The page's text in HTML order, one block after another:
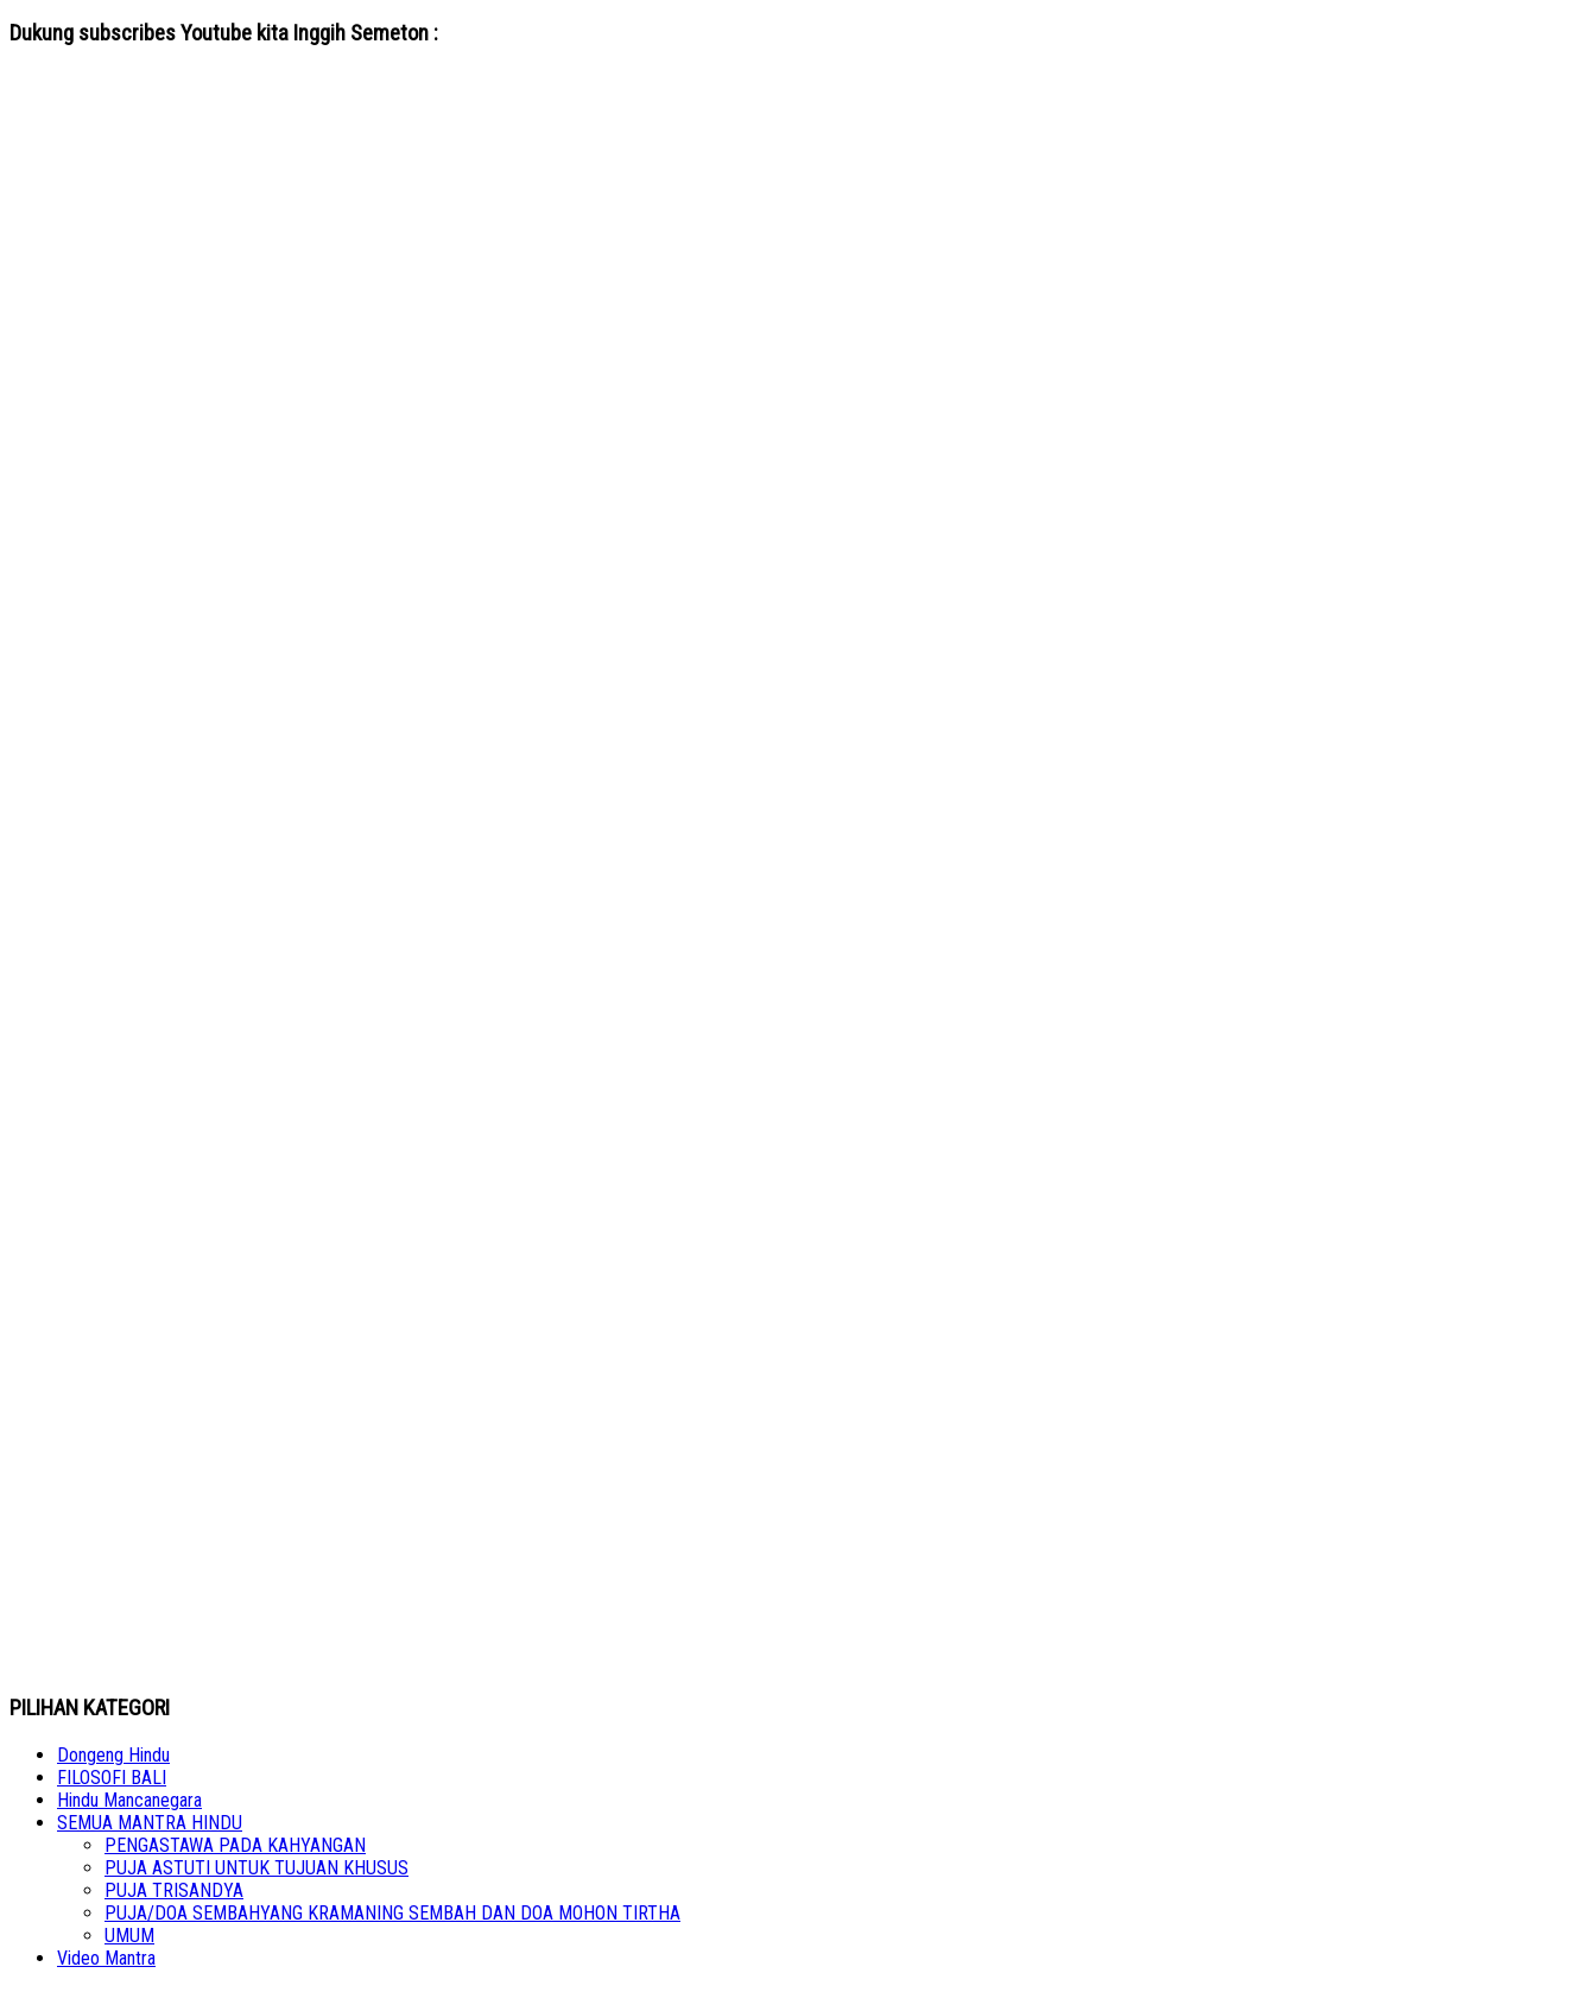
Dukung subscribes Youtube kita Inggih Semeton :
PILIHAN KATEGORI
Dongeng Hindu
FILOSOFI BALI
Hindu Mancanegara
SEMUA MANTRA HINDU
PENGASTAWA PADA KAHYANGAN
PUJA ASTUTI UNTUK TUJUAN KHUSUS
PUJA TRISANDYA
PUJA/DOA SEMBAHYANG KRAMANING SEMBAH DAN DOA MOHON TIRTHA
UMUM
Video Mantra